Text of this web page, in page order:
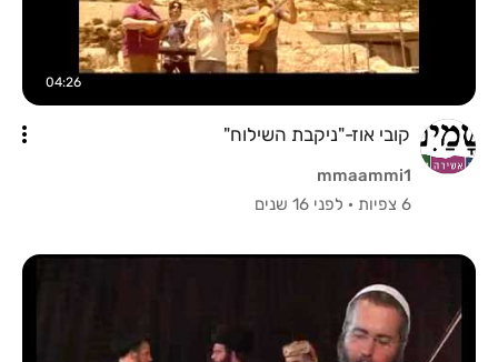
04:26
קובי אוז-"ניקבת השילוח"
mmaammi1
6 צפיות
· לפני 16 שנים